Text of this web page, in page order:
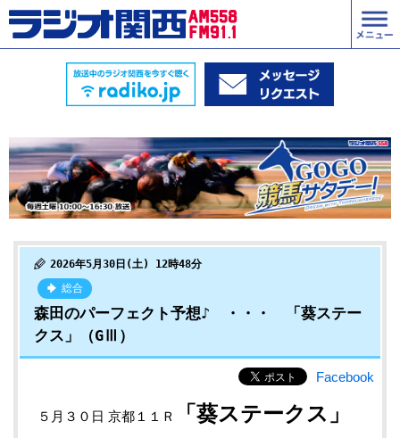
2026年5月30日(土) 12時48分
総合
森田のパーフェクト予想♪ ・・・ 「葵ステー
クス」（GⅢ）
Facebook
５月３０日 京都１１Ｒ 「葵ステークス 」